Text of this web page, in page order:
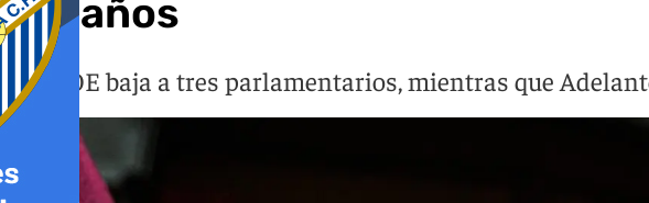
escaños
El PSOE baja a tres parlamentarios, mientras que